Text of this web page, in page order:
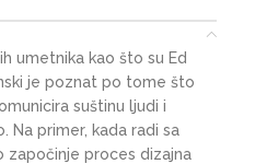
umetnika kao što su Ed
je poznat po tome što
suštinu ljudi i
Na primer, kada radi sa
započinje proces dizajna